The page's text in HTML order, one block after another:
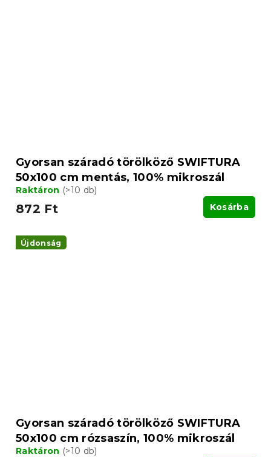
Gyorsan száradó törölköző SWIFTURA
50x100 cm mentás, 100% mikroszál
Raktáron (>10 db)
872 Ft Kosárba
Újdonság
Gyorsan száradó törölköző SWIFTURA
50x100 cm rózsaszín, 100% mikroszál
Raktáron (>10 db)